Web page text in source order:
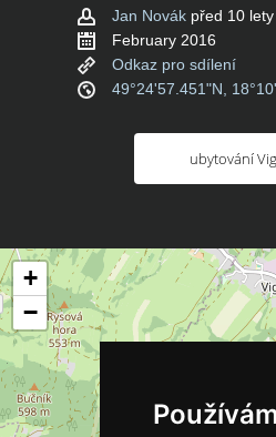
Jan Novák před 10 lety
February 2016
Odkaz pro sdílení
49°24'57.451"N,
ubytování
+
−